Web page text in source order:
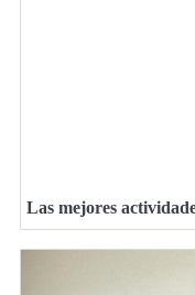
Las mejores